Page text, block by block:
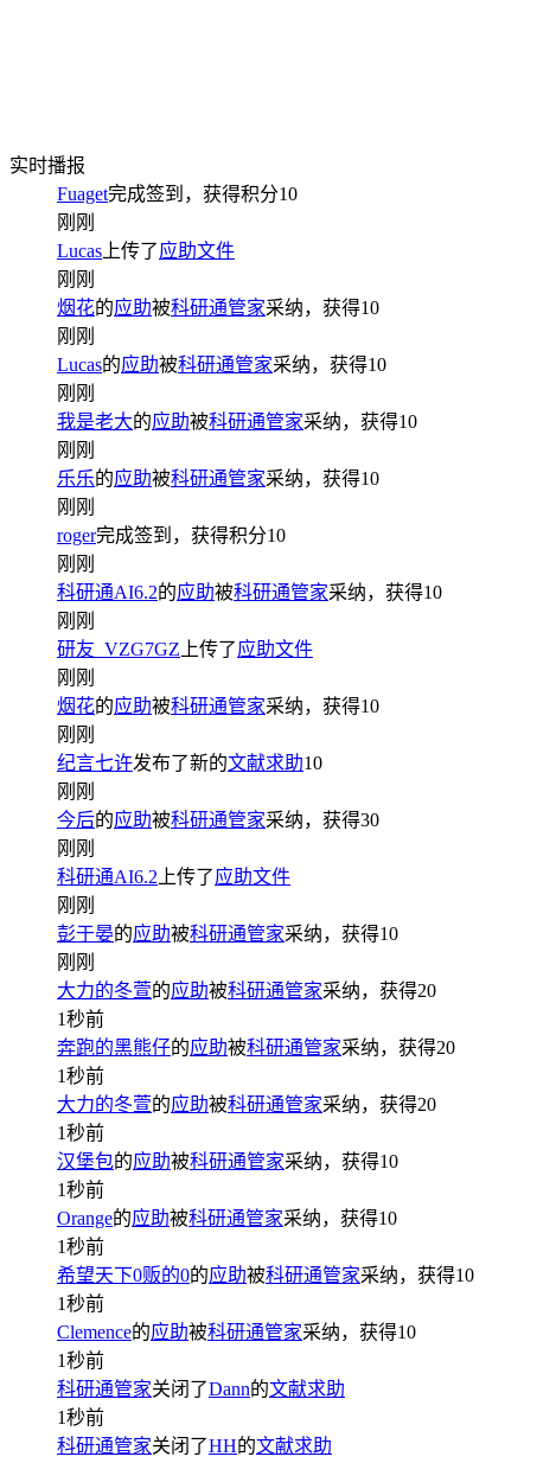
实时播报
Fuaget完成签到，获得积分10
刚刚
Lucas 上传了应助文件
刚刚
烟花的应助被科研通管家采纳，获得10
刚刚
Lucas的应助被科研通管家采纳，获得10
刚刚
我是老大的应助被科研通管家采纳，获得10
刚刚
乐乐的应助被科研通管家采纳，获得10
刚刚
roger完成签到，获得积分10
刚刚
科研通AI6.2的应助被科研通管家采纳，获得10
刚刚
研友_VZG7GZ 上传了应助文件
刚刚
烟花的应助被科研通管家采纳，获得10
刚刚
纪言七许发布了新的文献求助10
刚刚
今后的应助被科研通管家采纳，获得30
刚刚
科研通AI6.2 上传了应助文件
刚刚
彭于晏的应助被科研通管家采纳，获得10
刚刚
大力的冬萱的应助被科研通管家采纳，获得20
1秒前
奔跑的黑熊仔的应助被科研通管家采纳，获得20
1秒前
大力的冬萱的应助被科研通管家采纳，获得20
1秒前
汉堡包的应助被科研通管家采纳，获得10
1秒前
Orange的应助被科研通管家采纳，获得10
1秒前
希望天下0贩的0的应助被科研通管家采纳，获得10
1秒前
Clemence的应助被科研通管家采纳，获得10
1秒前
科研通管家关闭了Dann的文献求助
1秒前
科研通管家关闭了HH的文献求助